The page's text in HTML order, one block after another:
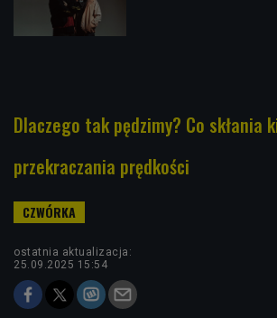
Dlaczego tak pędzimy? Co skłania
przekraczania prędkości
ostatnia aktualizacja:
25.09.2025 15:54